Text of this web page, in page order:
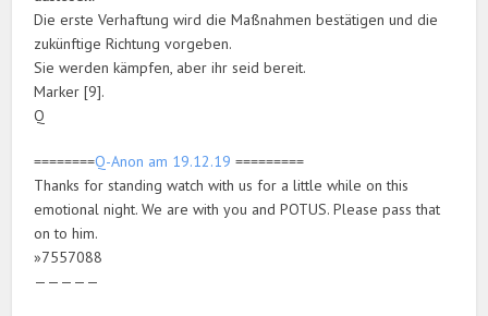
Die erste Verhaftung wird die Maßnahmen bestätigen und die
zukünftige Richtung vorgeben.
Sie werden kämpfen, aber ihr seid bereit.
Marker [9].
Q
========Q-Anon am 19.12.19 =========
Thanks for standing watch with us for a little while on this
emotional night. We are with you and POTUS. Please pass that
on to him.
»7557088
—————